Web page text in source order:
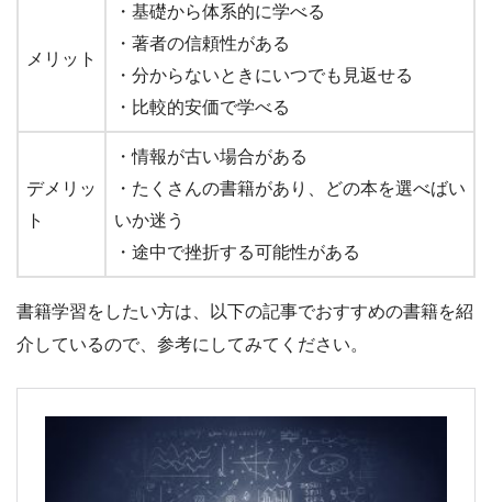
メリット
・基礎から体系的に学べる
・著者の信頼性がある
・分からないときにいつでも見返せる
・比較的安価で学べる
デメリッ
ト
・情報が古い場合がある
・たくさんの書籍があり、どの本を選べばい
いか迷う
・途中で挫折する可能性がある
書籍学習をしたい方は、以下の記事でおすすめの書籍を紹
介しているので、参考にしてみてください。